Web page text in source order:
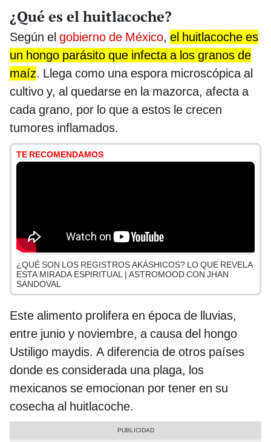
¿Qué es el huitlacoche?
Según el gobierno de México, el huitlacoche es
un hongo parásito que infecta a los granos de
maíz. Llega como una espora microscópica al
cultivo y, al quedarse en la mazorca, afecta a
cada grano, por lo que a estos le crecen
tumores inflamados.
TE RECOMENDAMOS
¿QUÉ SON LOS REGISTROS AKÁSHICOS? LO QUE REVELA
ESTA MIRADA ESPIRITUAL | ASTROMOOD CON JHAN
SANDOVAL
Este alimento prolifera en época de lluvias,
entre junio y noviembre, a causa del hongo
Ustiligo maydis. A diferencia de otros países
donde es considerada una plaga, los
mexicanos se emocionan por tener en su
cosecha al huitlacoche.